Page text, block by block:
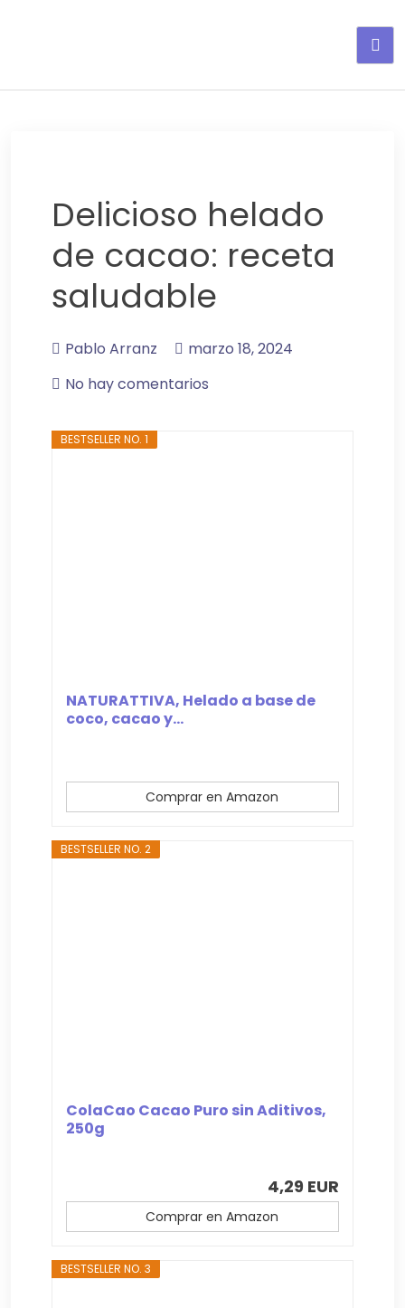
Delicioso helado
de cacao: receta
saludable
Pablo Arranz
marzo 18, 2024
No hay comentarios
BESTSELLER NO. 1
NATURATTIVA, Helado a base de
coco, cacao y...
Comprar en Amazon
BESTSELLER NO. 2
ColaCao Cacao Puro sin Aditivos,
250g
4,29 EUR
Comprar en Amazon
BESTSELLER NO. 3